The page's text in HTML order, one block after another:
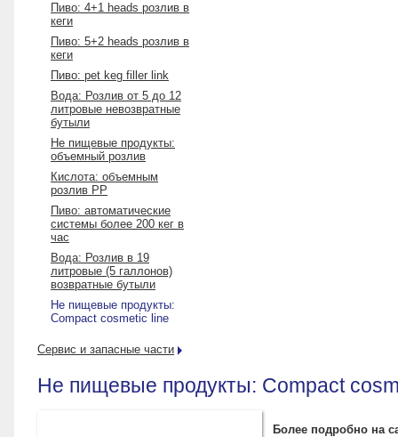
Пиво: 4+1 heads розлив в
кеги
Пиво: 5+2 heads розлив в
кеги
Пиво: pet keg filler link
Вода: Розлив от 5 до 12
литровые невозвратные
бутыли
Не пищевые продукты:
объемный розлив
Кислота: объемным
розлив PP
Пиво: автоматические
системы более 200 кег в
час
Вода: Розлив в 19
литровые (5 галлонов)
возвратные бутыли
Не пищевые продукты:
Compact cosmetic line
Сервис и запасные части
Не пищевые продукты: Compact
Более подробно на